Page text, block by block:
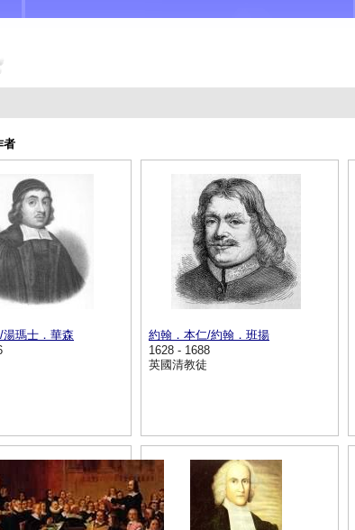
者
瑪士．華森
約翰．本仁/約翰．班揚
1628 - 1688
英國清教徒